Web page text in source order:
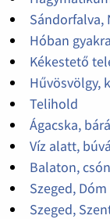
Sándorfalva,
Hóban
Kékestető
Hűvösvölgy,
Telihold
Ágacska,
Víz alatt,
Balaton,
Szeged,
Szeged,